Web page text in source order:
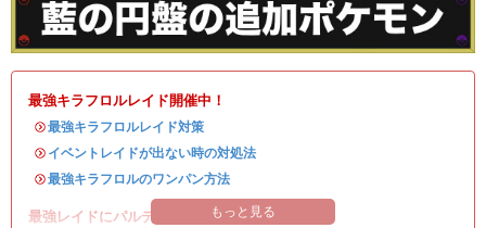
最強キラフロルレイド開催中！
・最強キラフロルレイド対策
・ イベントレイドが出ない時の対処法
・最強キラフロルのワンパン方法
最強レイドにパルデアの強力なポケモンが登場！
もっと見る